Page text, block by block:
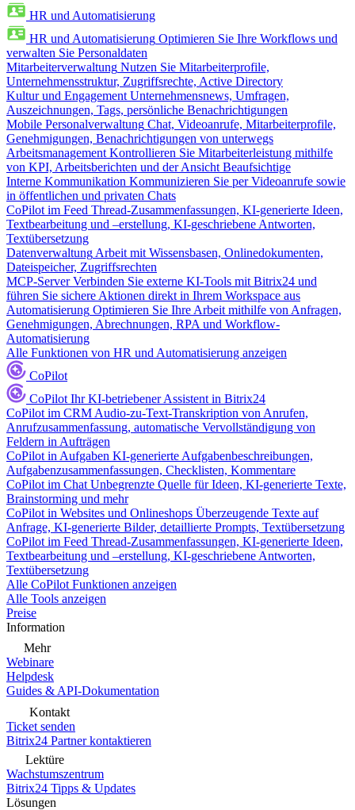
HR und Automatisierung
HR und Automatisierung Optimieren Sie Ihre Workflows und
verwalten Sie Personaldaten
Mitarbeiterverwaltung Nutzen Sie Mitarbeiterprofile,
Unternehmensstruktur, Zugriffsrechte, Active Directory
Kultur und Engagement Unternehmensnews, Umfragen,
Auszeichnungen, Tags, persönliche Benachrichtigungen
Mobile Personalverwaltung Chat, Videoanrufe, Mitarbeiterprofile,
Genehmigungen, Benachrichtigungen von unterwegs
Arbeitsmanagement Kontrollieren Sie Mitarbeiterleistung mithilfe
von KPI, Arbeitsberichten und der Ansicht Beaufsichtige
Interne Kommunikation Kommunizieren Sie per Videoanrufe sowie
in öffentlichen und privaten Chats
CoPilot im Feed Thread-Zusammenfassungen, KI-generierte Ideen,
Textbearbeitung und –erstellung, KI-geschriebene Antworten,
Textübersetzung
Datenverwaltung Arbeit mit Wissensbasen, Onlinedokumenten,
Dateispeicher, Zugriffsrechten
MCP-Server Verbinden Sie externe KI-Tools mit Bitrix24 und
führen Sie sichere Aktionen direkt in Ihrem Workspace aus
Automatisierung Optimieren Sie Ihre Arbeit mithilfe von Anfragen,
Genehmigungen, Abrechnungen, RPA und Workflow-
Automatisierung
Alle Funktionen von HR und Automatisierung anzeigen
CoPilot
CoPilot Ihr KI-betriebener Assistent in Bitrix24
CoPilot im CRM Audio-zu-Text-Transkription von Anrufen,
Anrufzusammenfassung, automatische Vervollständigung von
Feldern in Aufträgen
CoPilot in Aufgaben KI-generierte Aufgabenbeschreibungen,
Aufgabenzusammenfassungen, Checklisten, Kommentare
CoPilot im Chat Unbegrenzte Quelle für Ideen, KI-generierte Texte,
Brainstorming und mehr
CoPilot in Websites und Onlineshops Überzeugende Texte auf
Anfrage, KI-generierte Bilder, detaillierte Prompts, Textübersetzung
CoPilot im Feed Thread-Zusammenfassungen, KI-generierte Ideen,
Textbearbeitung und –erstellung, KI-geschriebene Antworten,
Textübersetzung
Alle CoPilot Funktionen anzeigen
Alle Tools anzeigen
Preise
Information
Mehr
Webinare
Helpdesk
Guides & API-Dokumentation
Kontakt
Ticket senden
Bitrix24 Partner kontaktieren
Lektüre
Wachstumszentrum
Bitrix24 Tipps & Updates
Lösungen